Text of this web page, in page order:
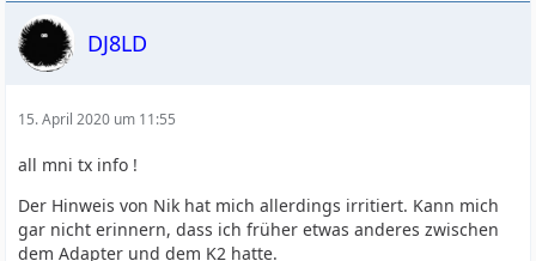
DJ8LD
15. April 2020 um 11:55
all mni tx info !
Der Hinweis von Nik hat mich allerdings irritiert. Kann mich
gar nicht erinnern, dass ich früher etwas anderes zwischen
dem Adapter und dem K2 hatte.